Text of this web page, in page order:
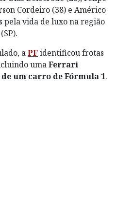
Cordeiro (38) e Américo
pela vida de luxo na região
aPFidentificou frotas
umaFerrari
um carro de Fórmula 1.